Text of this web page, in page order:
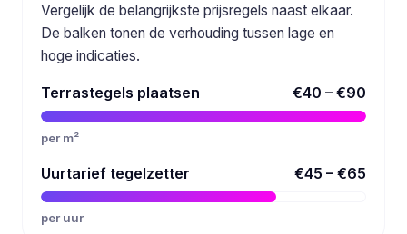
Vergelijk de belangrijkste prijsregels naast elkaar.
De balken tonen de verhouding tussen lage en
hoge indicaties.
Terrastegels plaatsen €40 – €90
per m²
Uurtarief tegelzetter €45 – €65
per uur